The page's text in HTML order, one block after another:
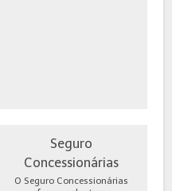
Seguro
Concessionárias
O Seguro Concessionárias